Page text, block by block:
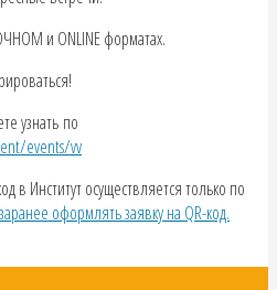
и ONLINE форматах.
узнать по
events/vv
Институт осуществляется только по
оформлять заявку на QR-код.